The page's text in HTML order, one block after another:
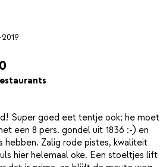
Super goed eet tentje ook; he moet
een 8 pers. gondel uit 1836 :-) en
hebben. Zalig rode pistes, kwaliteit
hier helemaal oke. Een stoeltjes lift